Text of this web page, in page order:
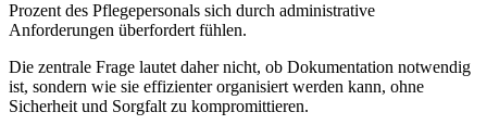
Prozent des Pflegepersonals sich durch administrative
Anforderungen überfordert fühlen.
Die zentrale Frage lautet daher nicht, ob Dokumentation notwendig
ist, sondern wie sie effizienter organisiert werden kann, ohne
Sicherheit und Sorgfalt zu kompromittieren.